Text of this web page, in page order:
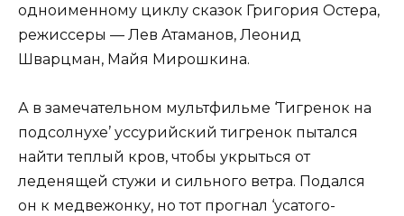
одноименному циклу сказок Григория Остера,
режиссеры — Лев Атаманов, Леонид
Шварцман, Майя Мирошкина.
А в замечательном мультфильме ‘Тигренок на
подсолнухе’ уссурийский тигренок пытался
найти теплый кров, чтобы укрыться от
леденящей стужи и сильного ветра. Подался
он к медвежонку, но тот прогнал ‘усатого-